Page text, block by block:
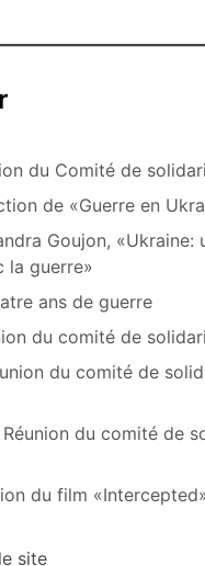
du Comité de
de «Guerre en
Goujon, «Ukraine:
la guerre»
ans de guerre
du comité de
du comité de
du comité de
du film
site